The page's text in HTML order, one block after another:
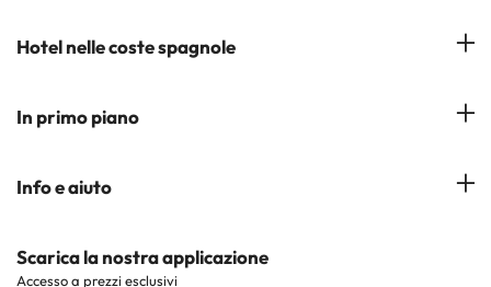
Hotel a Cádiz
Hotel a Tenerife
Hotel a Maiorca
Hotel nelle coste spagnole
Costa del Sol
Costa Brava
In primo piano
Hotel nelle città più popolari
Hotel nelle regioni più popolari
Info e aiuto
Contattaci
Scarica la nostra applicazione
Accesso a prezzi esclusivi